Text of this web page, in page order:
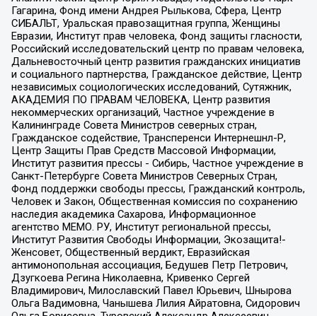
Гагарина, Фонд имени Андрея Рылькова, Сфера, Центр
СИБАЛЬТ, Уральская правозащитная группа, Женщины
Евразии, Институт прав человека, Фонд защиты гласности,
Российский исследовательский центр по правам человека,
Дальневосточный центр развития гражданских инициатив
и социального партнерства, Гражданское действие, Центр
независимых социологических исследований, Сутяжник,
АКАДЕМИЯ ПО ПРАВАМ ЧЕЛОВЕКА, Центр развития
некоммерческих организаций, Частное учреждение в
Калининграде Совета Министров северных стран,
Гражданское содействие, Трансперенси Интернешнл-Р,
Центр Защиты Прав Средств Массовой Информации,
Институт развития прессы - Сибирь, Частное учреждение в
Санкт-Петербурге Совета Министров Северных Стран,
Фонд поддержки свободы прессы, Гражданский контроль,
Человек и Закон, Общественная комиссия по сохранению
наследия академика Сахарова, Информационное
агентство МЕМО. РУ, Институт региональной прессы,
Институт Развития Свободы Информации, Экозащита!-
Женсовет, Общественный вердикт, Евразийская
антимонопольная ассоциация, Бедушев Петр Петрович,
Дзугкоева Регина Николаевна, Кривенко Сергей
Владимирович, Милославский Павел Юрьевич, Шнырова
Ольга Вадимовна, Чанышева Лилия Айратовна, Сидорович